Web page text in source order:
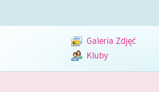
Galeria Zdjęć
Kluby